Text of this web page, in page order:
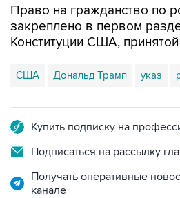
Право на гражданство по
закреплено в первом
Конституции США, принятой
США Дональд Трамп указ
Купить подписку на
Подписаться на рассылку
Получать оперативные
канале